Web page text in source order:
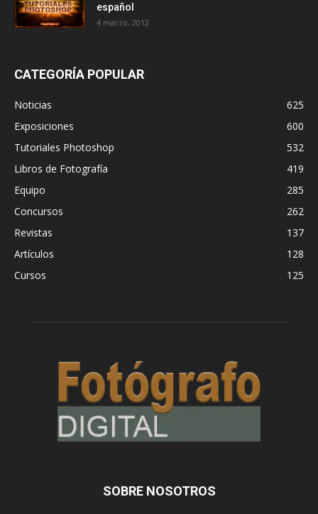
español
4 marzo, 2012
CATEGORÍA POPULAR
Noticias
625
Exposiciones
600
Tutoriales Photoshop
532
Libros de Fotografía
419
Equipo
285
Concursos
262
Revistas
137
Artículos
128
Cursos
125
SOBRE NOSOTROS